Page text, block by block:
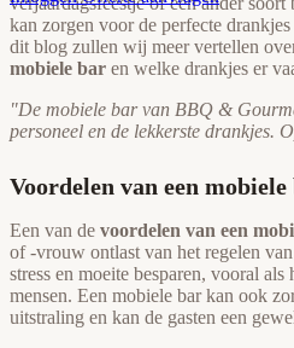
kan zorgen voor de perfecte
dit blog zullen wij meer vertellen
mobiele bar en welke drankjes er
"De mobiele bar van BBQ &
personeel en de lekkerste drankjes.
Voordelen van een
Een van de voordelen van een
of -vrouw ontlast van het regelen
stress en moeite besparen, vooral
mensen. Een mobiele bar kan ook
uitstraling en kan de gasten een